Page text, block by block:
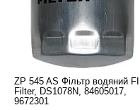
ZP 545 AS Фільтр водяний FIL
Filter, DS1078N, 84605017,
9672301